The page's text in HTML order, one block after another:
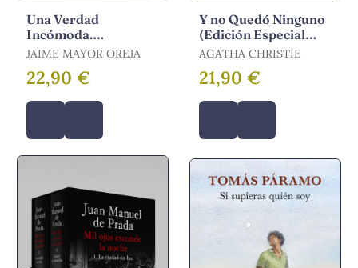
Una Verdad
Incómoda.
Testimonio de una
Silencio y la Mentira
JAIME MAYOR OREJA
22,90 €
Y no Quedó Ninguno
(Edición Especial
Cantos Tintados)
AGATHA CHRISTIE
21,90 €